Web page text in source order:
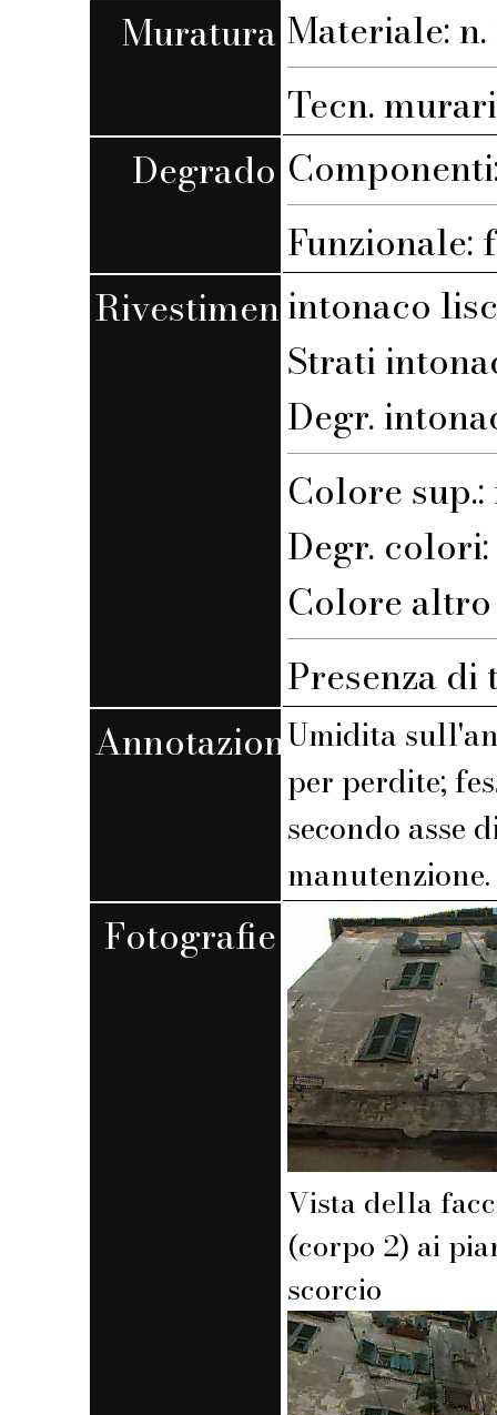
Muratura Materiale: n.
Tecn.
Degrado
Funzionale:
Rivestimentointonaco
Strati
Degr.
Colore
Degr.
Colore altro
Presenza
AnnotazioniUmidita
per perdite;
secondo asse
manutenzione.
Fotografie
Vista della
(corpo 2) ai
scorcio